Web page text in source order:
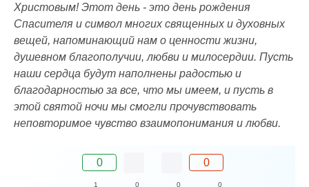
Христовым! Этот день - это день рождения
Спасителя и символ многих священных и духовных
вещей, напоминающий нам о ценности жизни,
душевном благополучии, любви и милосердии. Пусть
наши сердца будут наполнены радостью и
благодарностью за все, что мы имеем, и пусть в
этой святой ночи мы смогли прочувствовать
неповторимое чувство взаимопонимания и любви.
0 0
1 0 0 0